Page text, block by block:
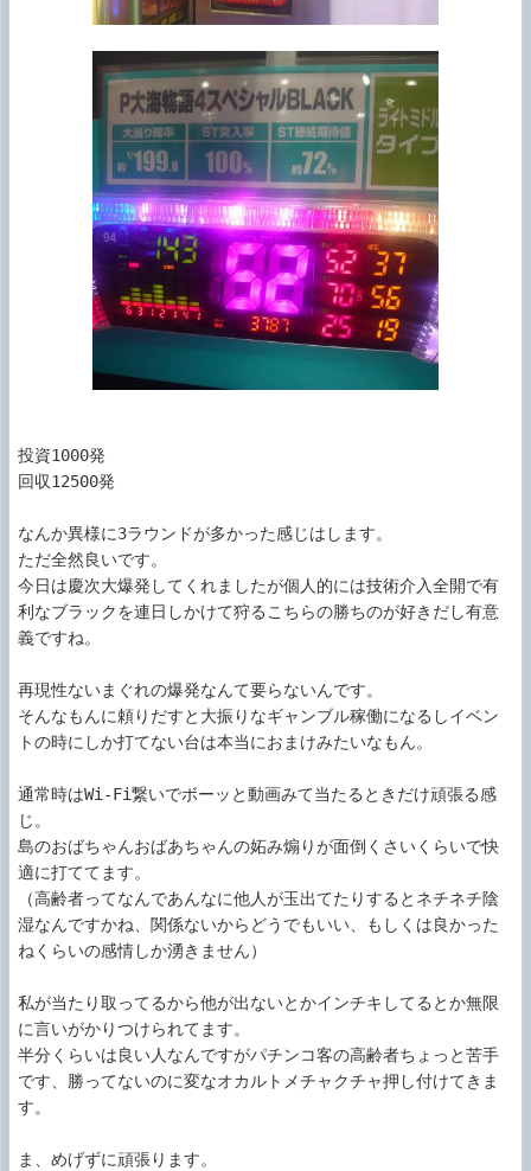
投資1000発
回収12500発
なんか異様に3ラウンドが多かった感じはします。
ただ全然良いです。
今日は慶次大爆発してくれましたが個人的には技術介入全開で有
利なブラックを連日しかけて狩るこちらの勝ちのが好きだし有意
義ですね。
再現性ないまぐれの爆発なんて要らないんです。
そんなもんに頼りだすと大振りなギャンブル稼働になるしイベン
トの時にしか打てない台は本当におまけみたいなもん。
通常時はWi-Fi繋いでボーッと動画みて当たるときだけ頑張る感
じ。
島のおばちゃんおばあちゃんの妬み煽りが面倒くさいくらいで快
適に打ててます。
（高齢者ってなんであんなに他人が玉出てたりするとネチネチ陰
湿なんですかね、関係ないからどうでもいい、もしくは良かった
ねくらいの感情しか湧きません）
私が当たり取ってるから他が出ないとかインチキしてるとか無限
に言いがかりつけられてます。
半分くらいは良い人なんですがパチンコ客の高齢者ちょっと苦手
です、勝ってないのに変なオカルトメチャクチャ押し付けてきま
す。
ま、めげずに頑張ります。